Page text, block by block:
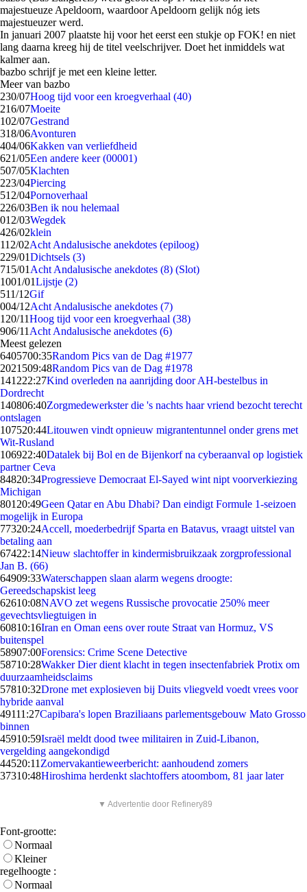
majestueuze Apeldoorn, waardoor Apeldoorn gelijk nóg iets
majestueuzer werd.
In januari 2007 plaatste hij voor het eerst een stukje op FOK! en niet
lang daarna kreeg hij de titel veelschrijver. Doet het inmiddels wat
kalmer aan.
bazbo schrijf je met een kleine letter.
Meer van bazbo
230/07Hoog tijd voor een kroegverhaal (40)
216/07Moeite
102/07Gestrand
318/06Avonturen
404/06Kakken van verliefdheid
621/05Een andere keer (00001)
507/05Klachten
223/04Piercing
512/04Pornoverhaal
226/03Ben ik nou helemaal
012/03Wegdek
426/02klein
112/02Acht Andalusische anekdotes (epiloog)
229/01Dichtsels (3)
715/01 Acht Andalusische anekdotes (8) (Slot)
1001/01Lijstje (2)
511/12Gif
004/12Acht Andalusische anekdotes (7)
1 20/11Hoog tijd voor een kroegverhaal (38)
906/11 Acht Andalusische anekdotes (6)
Meest gelezen
6405700:35Random Pics van de Dag #1977
2021509:48Random Pics van de Dag #1978
141222:27Kind overleden na aanrijding door AH-bestelbus in
Dordrecht
140806:40Zorgmedewerkster die 's nachts haar vriend bezocht terecht
ontslagen
107520:44Litouwen vindt opnieuw migrantentunnel onder grens met
Wit-Rusland
106922:40Datalek bij Bol en de Bijenkorf na cyberaanval op logistiek
partner Ceva
84820:34Progressieve Democraat El-Sayed wint nipt voorverkiezing
Michigan
801 20:49Geen Qatar en Abu Dhabi? Dan eindigt Formule 1-seizoen
mogelijk in Europa
77320:24Accell, moederbedrijf Sparta en Batavus, vraagt uitstel van
betaling aan
67422:14Nieuw slachtoffer in kindermisbruikzaak zorgprofessional
Jan B. (66)
64909:33Waterschappen slaan alarm wegens droogte:
Gereedschapskist leeg
62610:08NAVO zet wegens Russische provocatie 250% meer
gevechtsvliegtuigen in
60810:16Iran en Oman eens over route Straat van Hormuz, VS
buitenspel
58907:00Forensics: Crime Scene Detective
58710:28Wakker Dier dient klacht in tegen insectenfabriek Protix om
duurzaamheidsclaims
57810:32Drone met explosieven bij Duits vliegveld voedt vrees voor
hybride aanval
49111:27Capibara's lopen Braziliaans parlementsgebouw Mato Grosso
binnen
45910:59Israël meldt dood twee militairen in Zuid-Libanon,
vergelding aangekondigd
44520:11 Zomervakantieweerbericht: aanhoudend zomers
37310:48Hiroshima herdenkt slachtoffers atoombom, 81 jaar later
▼ Advertentie door Refinery89
Font-grootte:
Normaal
Kleiner
regelhoogte :
Normaal